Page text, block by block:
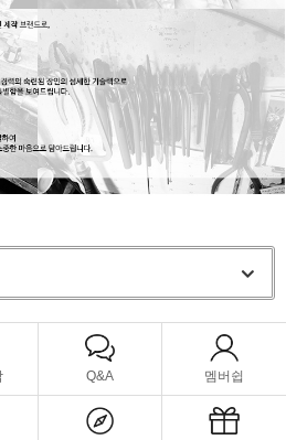
Q&A 멤버쉽